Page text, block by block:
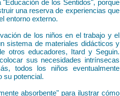
de los Sentidos", porque
una reserva de experiencias que
entorno externo.
de los niños en el trabajo y el
sistema de materiales didácticos y
otros educadores, Itard y Seguin.
sus necesidades intrínsecas
todos los niños eventualmente
su potencial.
absorbente" para ilustrar cómo